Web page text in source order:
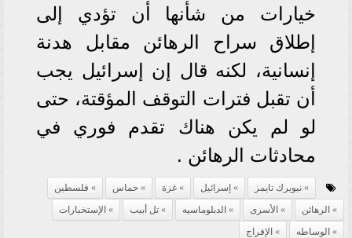
خيارات من شأنها أن تؤدي إلى
إطلاق سراح الرهائن مقابل هدنة
إنسانية، لكنه قال إن إسرائيل يجب
أن تقبل فترات التوقف المؤقتة، حتى
لو لم يكن هناك تقدم فوري في
محادثات الرهائن .
نيويرك تايمز إسرائيل غزة حماس
فلسطين
الرهائن
الأسرى الدبلوماسيه تل أبيب
الإستخبارات
الوساطه
الإفراج